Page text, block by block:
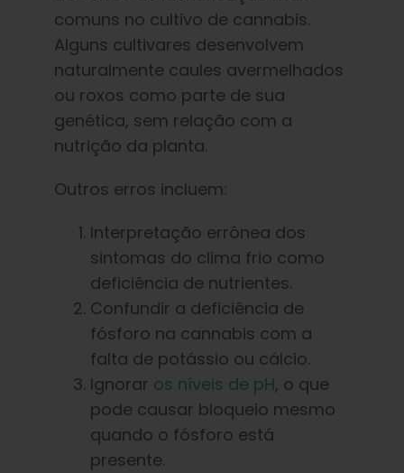
comuns no cultivo de cannabis.
Alguns cultivares desenvolvem
naturalmente caules avermelhados
ou roxos como parte de sua
genética, sem relação com a
nutrição da planta.
Outros erros incluem:
Interpretação errônea dos
sintomas do clima frio como
deficiência de nutrientes.
Confundir a deficiência de
fósforo na cannabis com a
falta de potássio ou cálcio.
Ignorar os níveis de pH, o que
pode causar bloqueio mesmo
quando o fósforo está
presente.